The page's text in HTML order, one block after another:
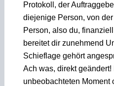
Protokoll, der
diejenige Person, von
Person, also du,
bereitet dir zunehmend
Schieflage gehört
Ach was, direkt geändert!
unbeobachteten Moment